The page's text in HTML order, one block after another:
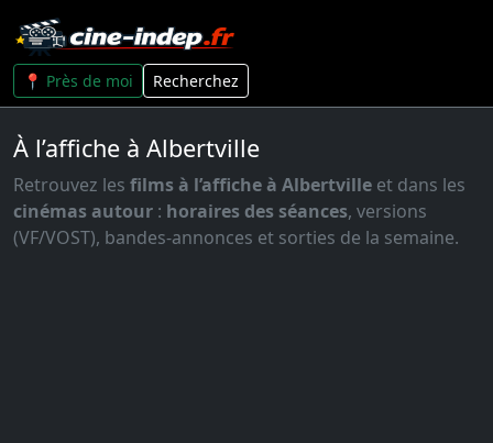
📍 Près de moi Recherchez
À l’affiche à Albertville
Retrouvez les films à l’affiche à Albertville et dans les
cinémas autour : horaires des séances, versions
(VF/VOST), bandes-annonces et sorties de la semaine.